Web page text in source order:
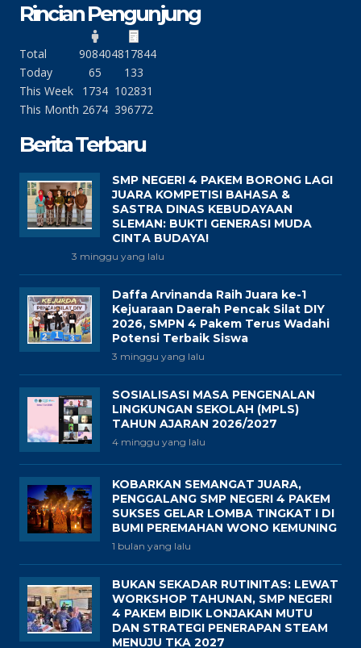
Rincian Pengunjung
Total 908404817844
Today
65
133
This Week
1734 102831
This Month 2674 396772
Berita Terbaru
SMP NEGERI 4 PAKEM BORONG LAGI
JUARA KOMPETISI BAHASA &
SASTRA DINAS KEBUDAYAAN
SLEMAN: BUKTI GENERASI MUDA
CINTA BUDAYA!
3 minggu yang lalu
Daffa Arvinanda Raih Juara ke-1
Kejuaraan Daerah Pencak Silat DIY
2026, SMPN 4 Pakem Terus Wadahi
Potensi Terbaik Siswa
3 minggu yang lalu
SOSIALISASI MASA PENGENALAN
LINGKUNGAN SEKOLAH (MPLS)
TAHUN AJARAN 2026/2027
4 minggu yang lalu
KOBARKAN SEMANGAT JUARA,
PENGGALANG SMP NEGERI 4 PAKEM
SUKSES GELAR LOMBA TINGKAT I DI
BUMI PEREMAHAN WONO KEMUNING
1 bulan yang lalu
BUKAN SEKADAR RUTINITAS: LEWAT
WORKSHOP TAHUNAN, SMP NEGERI
4 PAKEM BIDIK LONJAKAN MUTU
DAN STRATEGI PENERAPAN STEAM
MENUJU TKA 2027